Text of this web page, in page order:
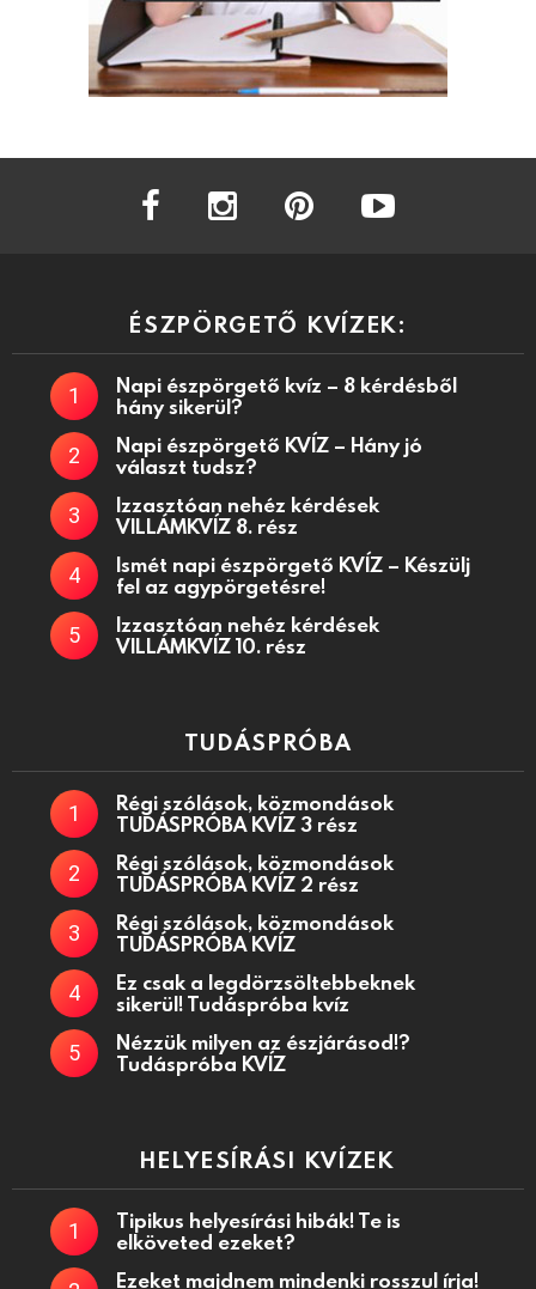
facebook instagram
ÉSZPÖRGETŐ KVÍZEK:
Napi észpörgető kvíz – 8 kérdésből
hány sikerül?
Napi észpörgető KVÍZ – Hány jó
választ tudsz?
Izzasztóan nehéz kérdések
VILLÁMKVÍZ 8. rész
Ismét napi észpörgető KVÍZ – Készülj
fel az agypörgetésre!
Izzasztóan nehéz kérdések
VILLÁMKVÍZ 10. rész
TUDÁSPRÓBA
Régi szólások, közmondások
TUDÁSPRÓBA KVÍZ 3 rész
Régi szólások, közmondások
TUDÁSPRÓBA KVÍZ 2 rész
Régi szólások, közmondások
TUDÁSPRÓBA KVÍZ
Ez csak a legdörzsöltebbeknek
sikerül! Tudáspróba kvíz
Nézzük milyen az észjárásod!?
Tudáspróba KVÍZ
HELYESÍRÁSI KVÍZEK
Tipikus helyesírási hibák! Te is
elköveted ezeket?
Ezeket majdnem mindenki rosszul írja!